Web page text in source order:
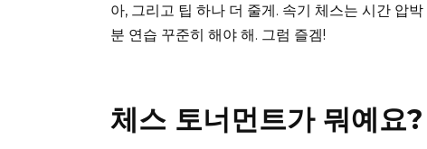
아, 그리고 팁 하나 더 줄게. 속기 체스는 시간 압
분 연습 꾸준히 해야 해. 그럼 즐겜!
체스 토너먼트가 뭐예요?